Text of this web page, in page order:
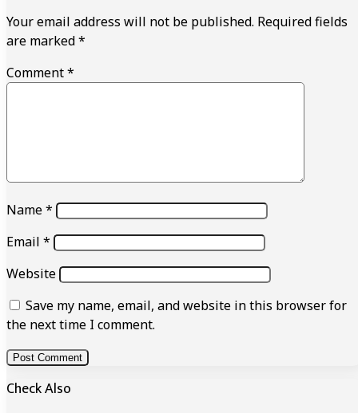
Your email address will not be published. Required fields
are marked*
Comment*
Name*
Email *
Website
Save my name, email, and website in this browser for
the next time I comment.
Check Also